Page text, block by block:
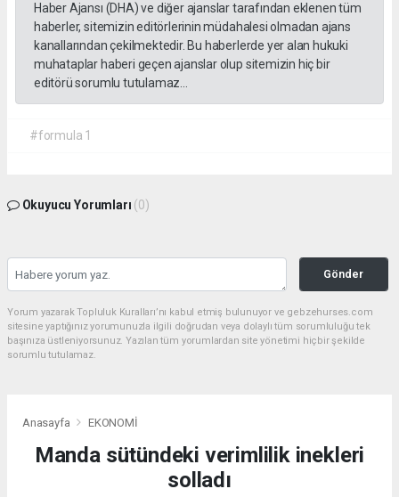
Haber Ajansı (DHA) ve diğer ajanslar tarafından eklenen tüm
haberler, sitemizin editörlerinin müdahalesi olmadan ajans
kanallarından çekilmektedir. Bu haberlerde yer alan hukuki
muhataplar haberi geçen ajanslar olup sitemizin hiç bir
editörü sorumlu tutulamaz...
#formula 1
Okuyucu Yorumları (0)
Gönder
Yorum yazarak Topluluk Kuralları’nı kabul etmiş bulunuyor ve gebzehurses.com
sitesine yaptığınız yorumunuzla ilgili doğrudan veya dolaylı tüm sorumluluğu tek
başınıza üstleniyorsunuz. Yazılan tüm yorumlardan site yönetimi hiçbir şekilde
sorumlu tutulamaz.
Anasayfa EKONOMİ
Manda sütündeki verimlilik inekleri
solladı